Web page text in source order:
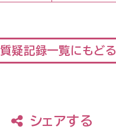
質疑記録一覧にもどる
シェアする